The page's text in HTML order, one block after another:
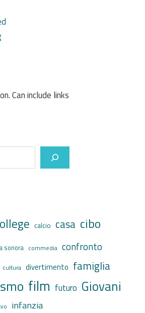
Can include links
calcio casa cibo
sonora commedia confronto
cultura divertimento famiglia
film futuro Giovani
infanzia